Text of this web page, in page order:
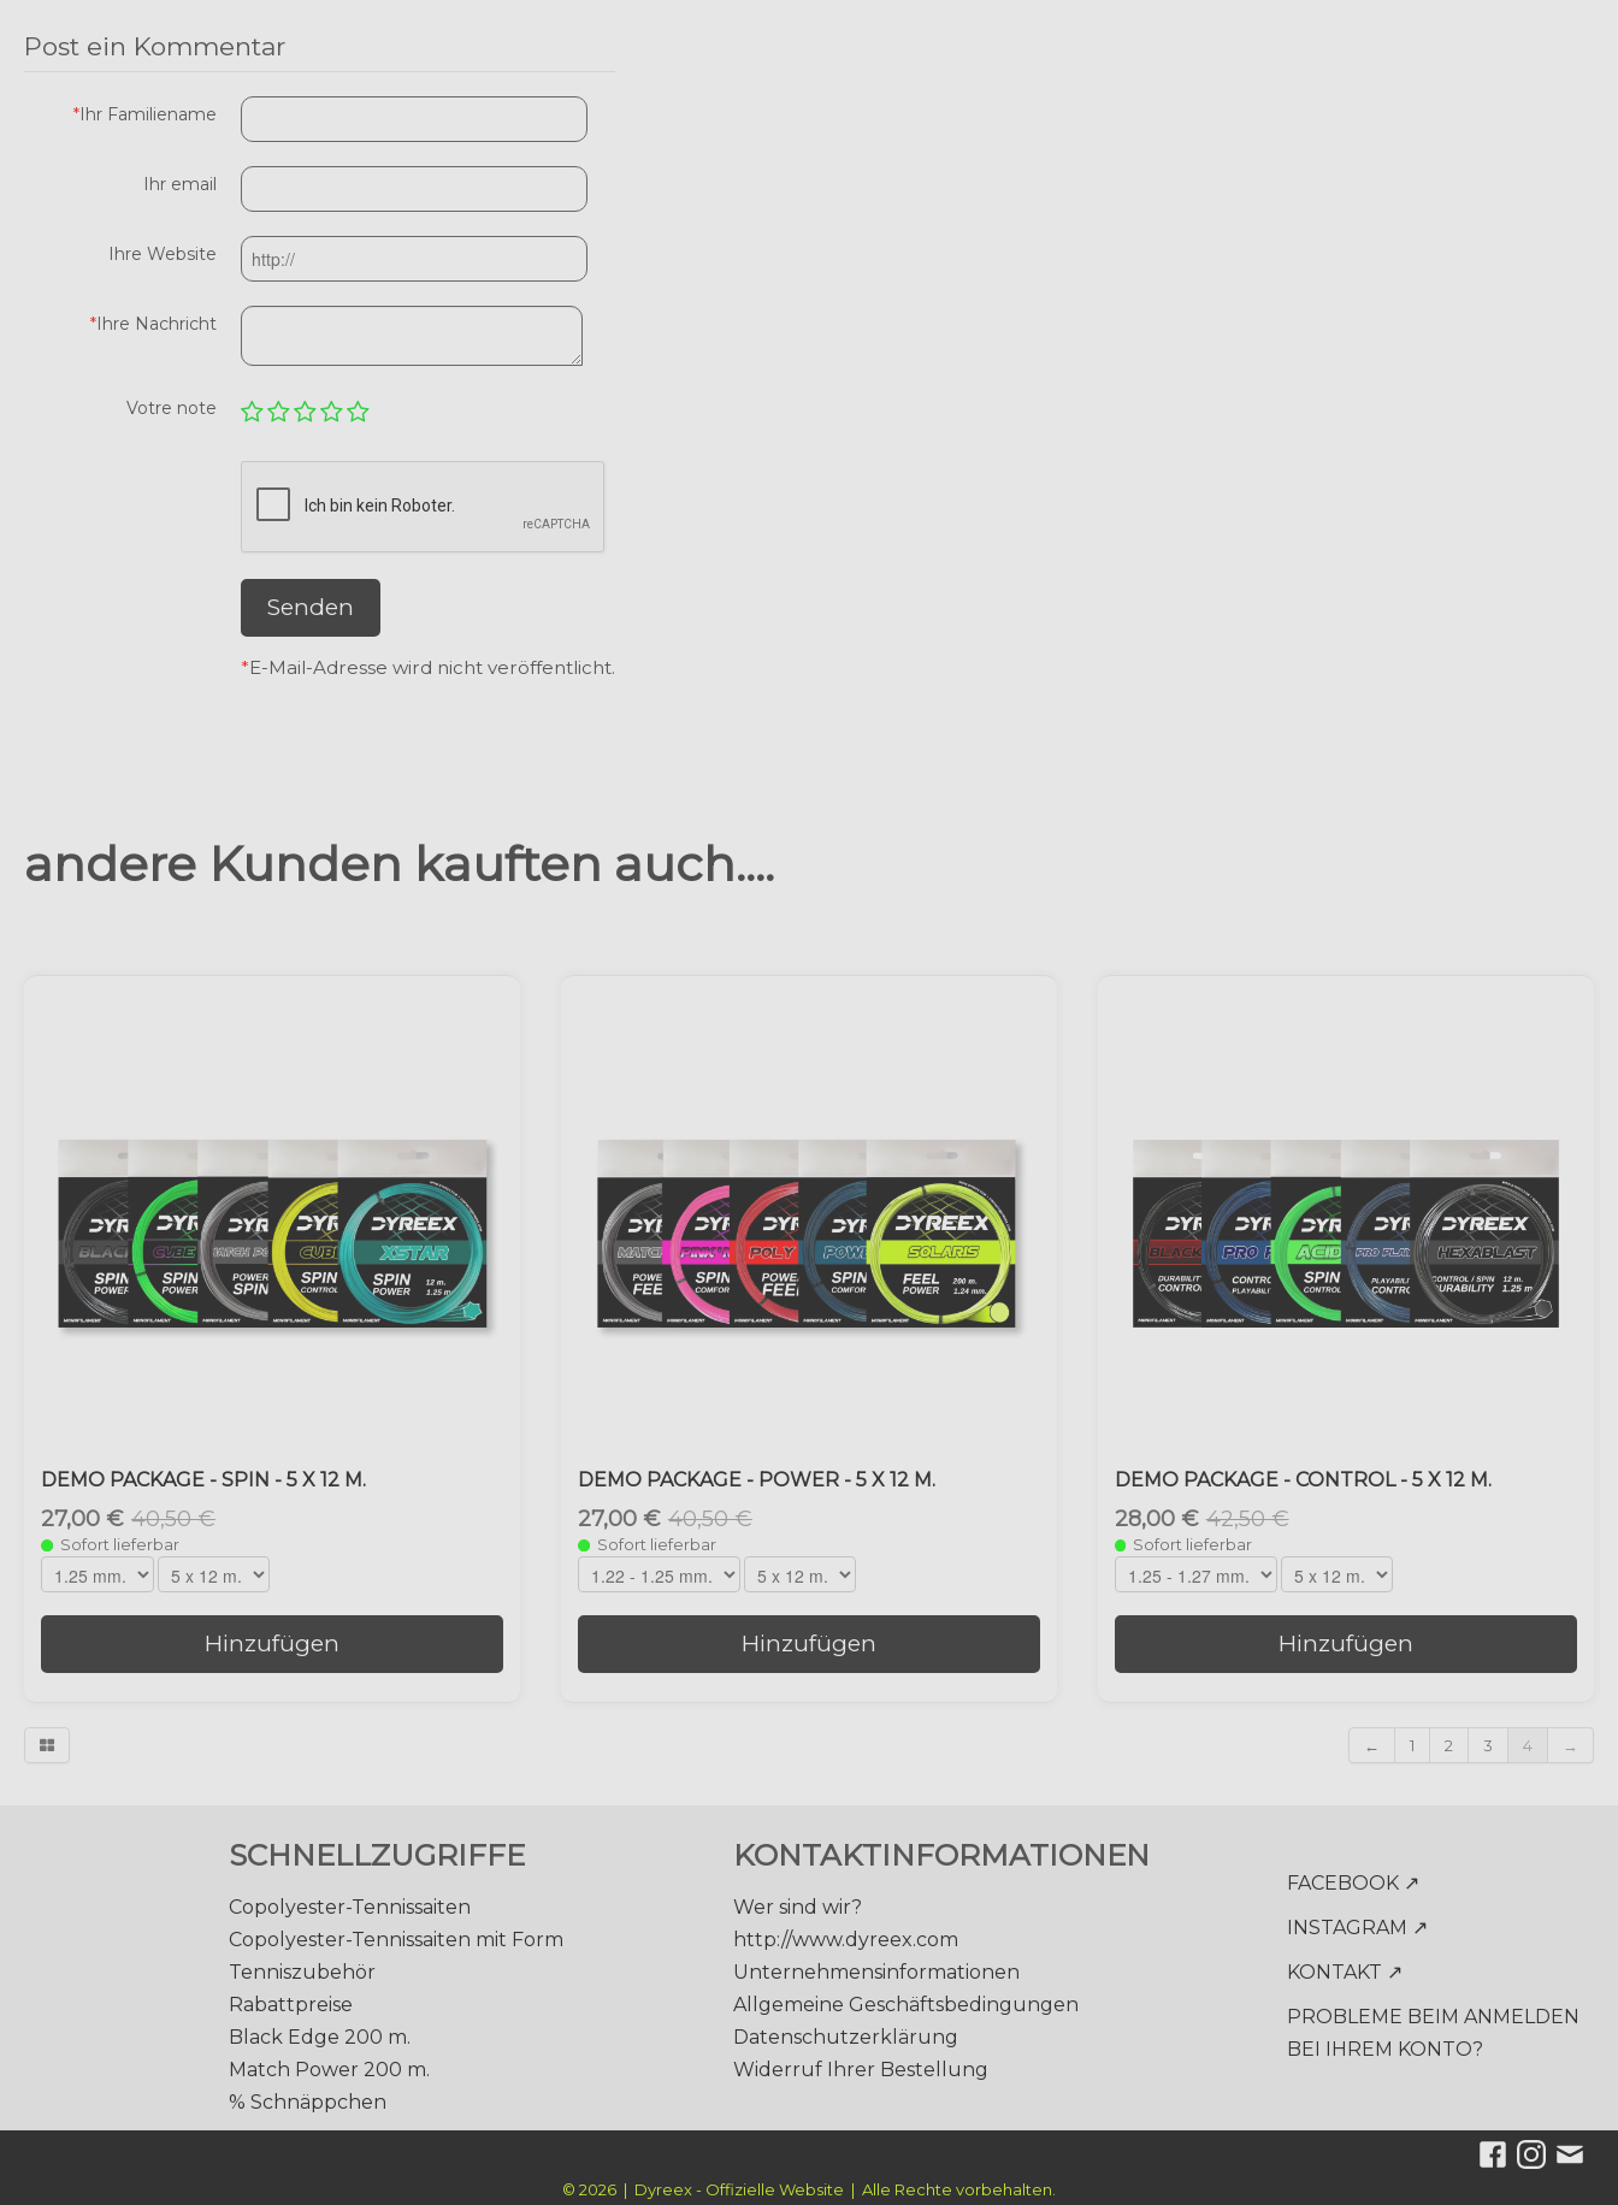
Post ein Kommentar
*Ihr Familiename
Ihr email
Ihre Website
*Ihre Nachricht
Votre note
Senden
*E-Mail-Adresse wird nicht veröffentlicht.
andere Kunden kauften auch....
DEMO PACKAGE - SPIN - 5 X 12 M.
27,00 € 40,50 €
Sofort lieferbar
Hinzufügen
DEMO PACKAGE - POWER - 5 X 12 M.
27,00 € 40,50 €
Sofort lieferbar
Hinzufügen
DEMO PACKAGE - CONTROL - 5 X 12 M.
28,00 € 42,50 €
Sofort lieferbar
Hinzufügen
← 1 2 3 4 →
SCHNELLZUGRIFFE
Copolyester-Tennissaiten
Copolyester-Tennissaiten mit Form
Tenniszubehör
Rabattpreise
Black Edge 200 m.
Match Power 200 m.
% Schnäppchen
KONTAKTINFORMATIONEN
Wer sind wir?
http://www.dyreex.com
Unternehmensinformationen
Allgemeine Geschäftsbedingungen
Datenschutzerklärung
Widerruf Ihrer Bestellung
FACEBOOK ↗
INSTAGRAM ↗
KONTAKT ↗
PROBLEME BEIM ANMELDEN
BEI IHREM KONTO?
© 2026 | Dyreex - Offizielle Website | Alle Rechte vorbehalten.